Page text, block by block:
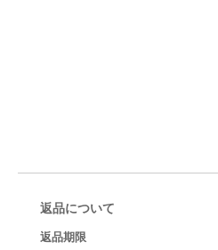
返品について
返品期限